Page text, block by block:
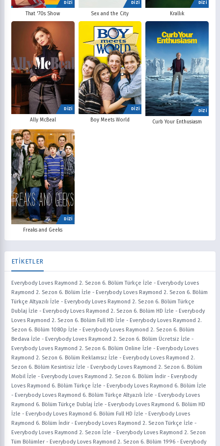
DİZİ
That '70s Show
DİZİ
Sex and the City
DİZİ
Krallık
DİZİ
Ally McBeal
DİZİ
Boy Meets World
DİZİ
Curb Your Enthusiasm
DİZİ
Freaks and Geeks
ETİKETLER
Everybody Loves Raymond 2. Sezon 6. Bölüm Türkçe İzle - Everybody Loves
Raymond 2. Sezon 6. Bölüm İzle - Everybody Loves Raymond 2. Sezon 6. Bölüm
Türkçe Altyazılı İzle - Everybody Loves Raymond 2. Sezon 6. Bölüm Türkçe
Dublaj İzle - Everybody Loves Raymond 2. Sezon 6. Bölüm HD İzle - Everybody
Loves Raymond 2. Sezon 6. Bölüm Full HD İzle - Everybody Loves Raymond 2.
Sezon 6. Bölüm 1080p İzle - Everybody Loves Raymond 2. Sezon 6. Bölüm
Bedava İzle - Everybody Loves Raymond 2. Sezon 6. Bölüm Ücretsiz İzle -
Everybody Loves Raymond 2. Sezon 6. Bölüm Online İzle - Everybody Loves
Raymond 2. Sezon 6. Bölüm Reklamsız İzle - Everybody Loves Raymond 2.
Sezon 6. Bölüm Kesintisiz İzle - Everybody Loves Raymond 2. Sezon 6. Bölüm
Mobil İzle - Everybody Loves Raymond 2. Sezon 6. Bölüm İndir - Everybody
Loves Raymond 6. Bölüm Türkçe İzle - Everybody Loves Raymond 6. Bölüm İzle
- Everybody Loves Raymond 6. Bölüm Türkçe Altyazılı İzle - Everybody Loves
Raymond 6. Bölüm Türkçe Dublaj İzle - Everybody Loves Raymond 6. Bölüm HD
İzle - Everybody Loves Raymond 6. Bölüm Full HD İzle - Everybody Loves
Raymond 6. Bölüm İndir - Everybody Loves Raymond 2. Sezon Türkçe İzle -
Everybody Loves Raymond 2. Sezon İzle - Everybody Loves Raymond 2. Sezon
Tüm Bölümler - Everybody Loves Raymond 2. Sezon 6. Bölüm 1996 - Everybody